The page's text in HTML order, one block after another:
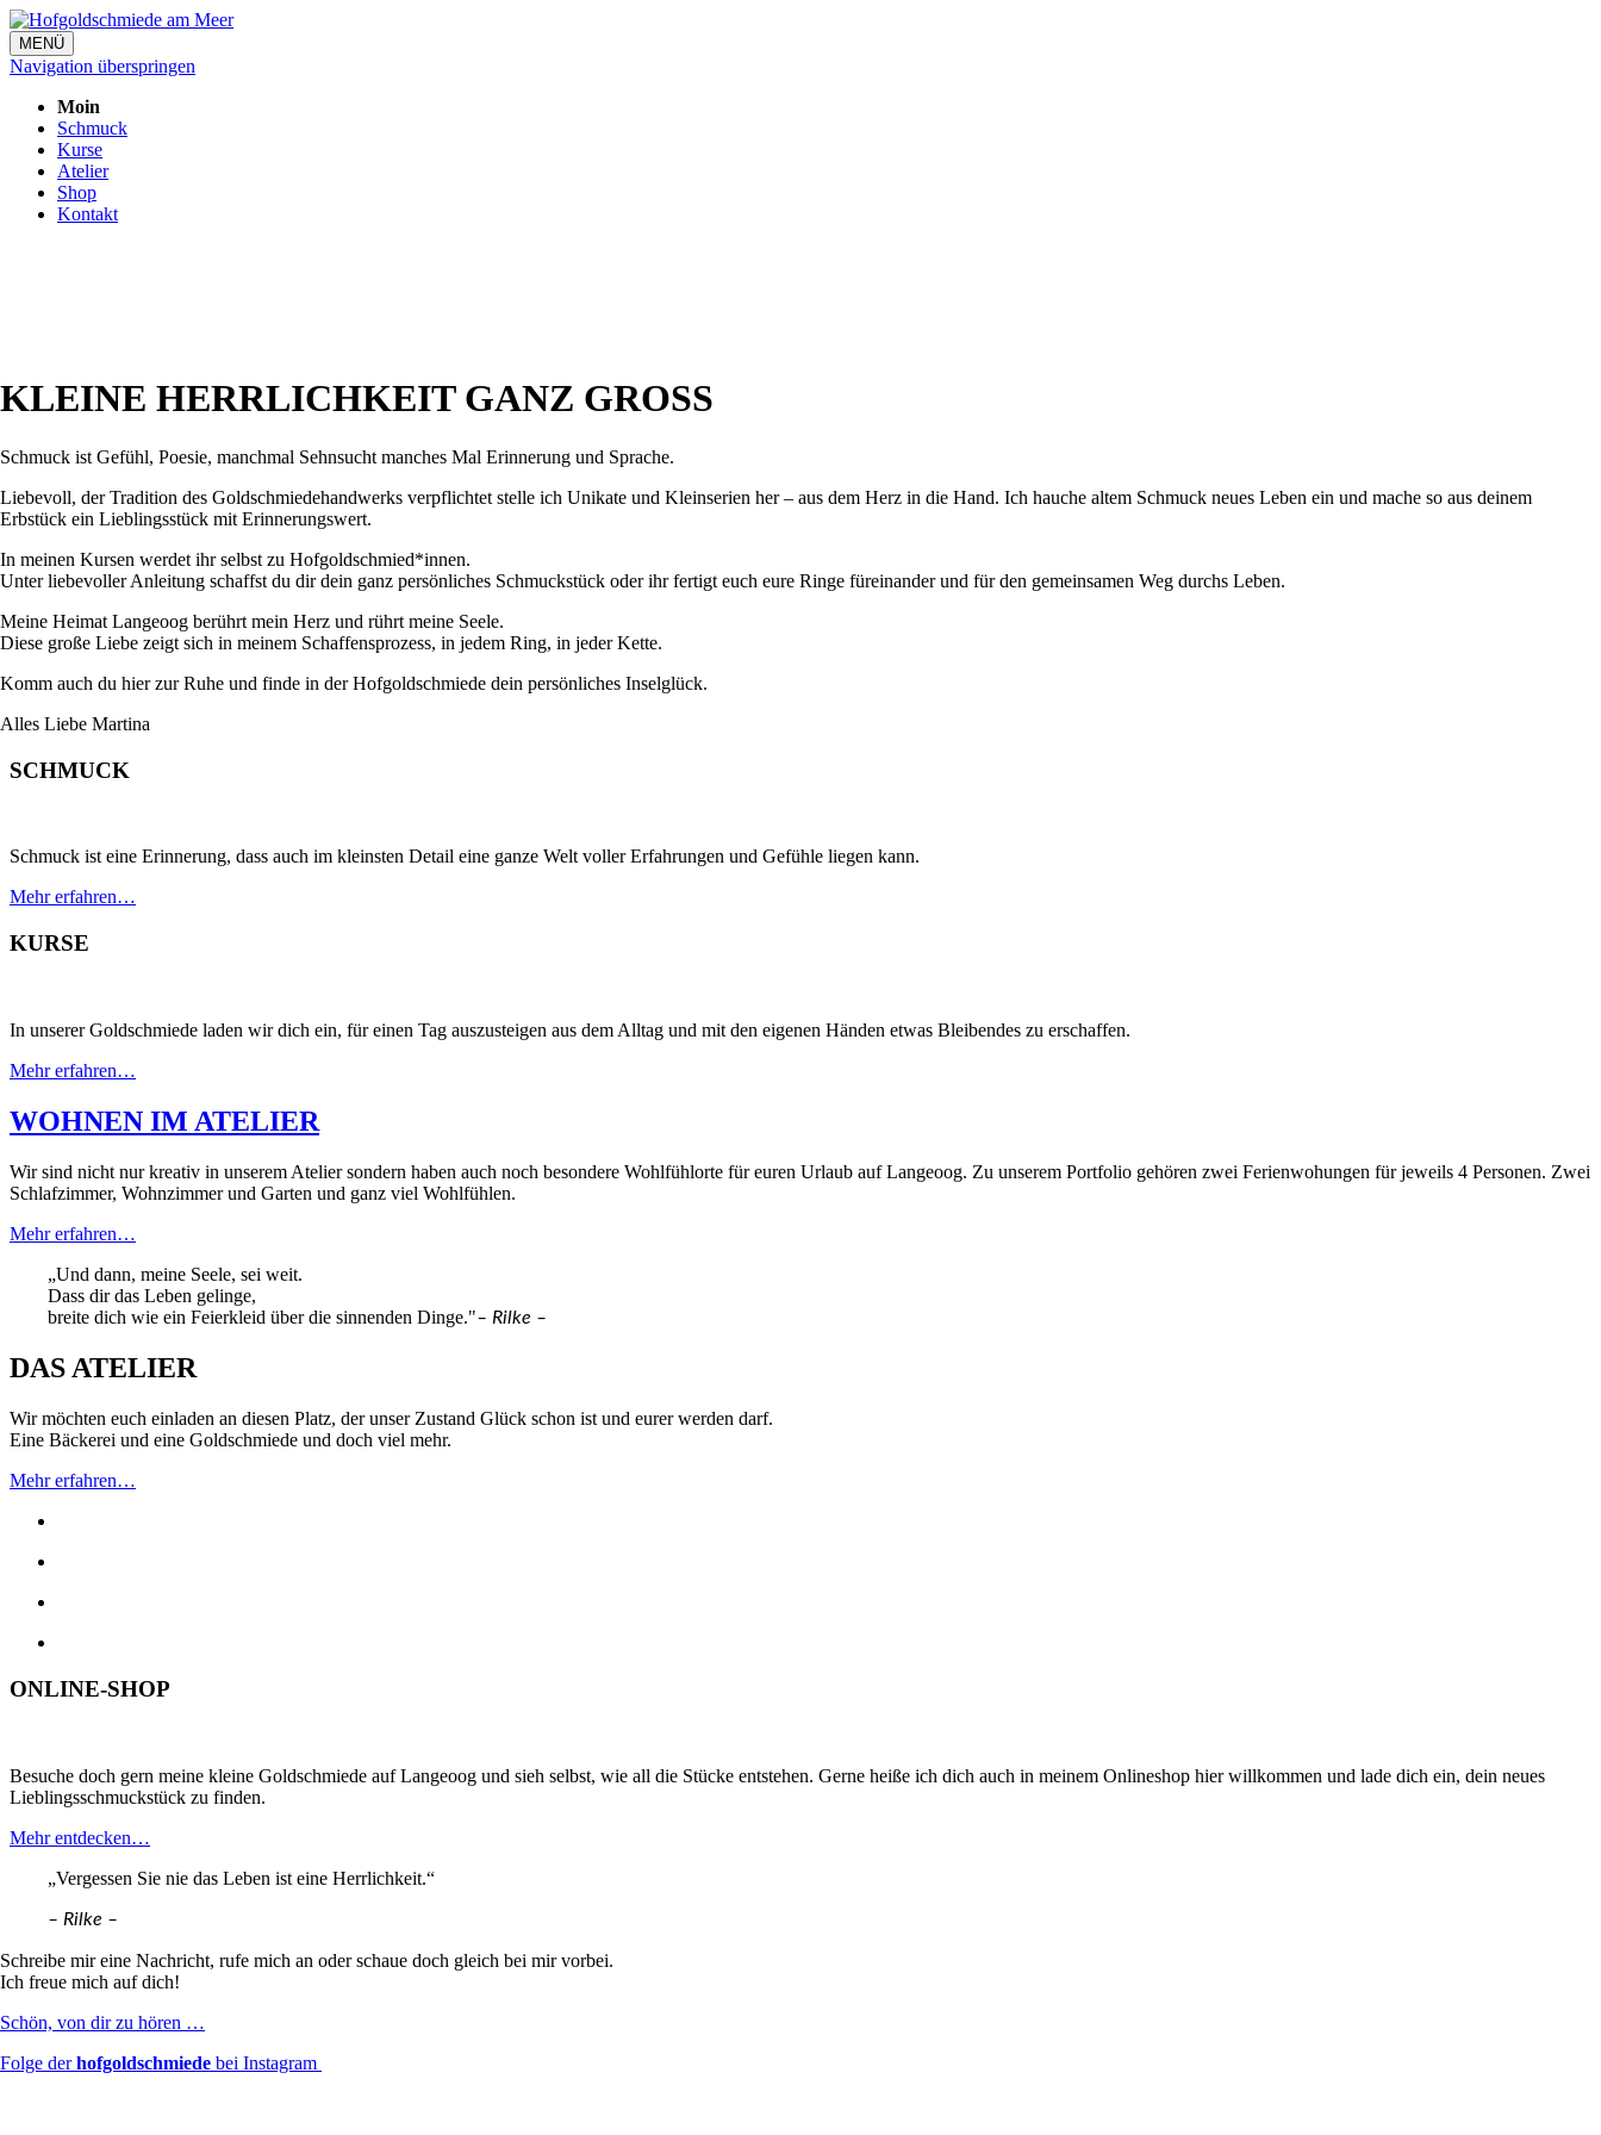
MENÜ
Navigation überspringen
Moin
Schmuck
Kurse
Atelier
Shop
Kontakt
KLEINE HERRLICHKEIT GANZ GROSS
Schmuck ist Gefühl, Poesie, manchmal Sehnsucht manches Mal Erinnerung und Sprache.
Liebevoll, der Tradition des Goldschmiedehandwerks verpflichtet stelle ich Unikate und Kleinserien her – aus dem Herz in die Hand. Ich hauche altem Schmuck neues Leben ein und mache so aus deinem
Erbstück ein Lieblingsstück mit Erinnerungswert.
In meinen Kursen werdet ihr selbst zu Hofgoldschmied*innen.
Unter liebevoller Anleitung schaffst du dir dein ganz persönliches Schmuckstück oder ihr fertigt euch eure Ringe füreinander und für den gemeinsamen Weg durchs Leben.
Meine Heimat Langeoog berührt mein Herz und rührt meine Seele.
Diese große Liebe zeigt sich in meinem Schaffensprozess, in jedem Ring, in jeder Kette.
Komm auch du hier zur Ruhe und finde in der Hofgoldschmiede dein persönliches Inselglück.
Alles Liebe Martina
SCHMUCK
Schmuck ist eine Erinnerung, dass auch im kleinsten Detail eine ganze Welt voller Erfahrungen und Gefühle liegen kann.
Mehr erfahren…
KURSE
In unserer Goldschmiede laden wir dich ein, für einen Tag auszusteigen aus dem Alltag und mit den eigenen Händen etwas Bleibendes zu erschaffen.
Mehr erfahren…
WOHNEN IM ATELIER
Wir sind nicht nur kreativ in unserem Atelier sondern haben auch noch besondere Wohlfühlorte für euren Urlaub auf Langeoog. Zu unserem Portfolio gehören zwei Ferienwohungen für jeweils 4 Personen. Zwei
Schlafzimmer, Wohnzimmer und Garten und ganz viel Wohlfühlen.
Mehr erfahren…
„Und dann, meine Seele, sei weit.
Dass dir das Leben gelinge,
breite dich wie ein Feierkleid über die sinnenden Dinge."– Rilke –
DAS ATELIER
Wir möchten euch einladen an diesen Platz, der unser Zustand Glück schon ist und eurer werden darf.
Eine Bäckerei und eine Goldschmiede und doch viel mehr.
Mehr erfahren…
ONLINE-SHOP
Besuche doch gern meine kleine Goldschmiede auf Langeoog und sieh selbst, wie all die Stücke entstehen. Gerne heiße ich dich auch in meinem Onlineshop hier willkommen und lade dich ein, dein neues
Lieblingsschmuckstück zu finden.
Mehr entdecken…
„Vergessen Sie nie das Leben ist eine Herrlichkeit.“
– Rilke –
Schreibe mir eine Nachricht, rufe mich an oder schaue doch gleich bei mir vorbei.
Ich freue mich auf dich!
Schön, von dir zu hören …
Folge derhofgoldschmiede bei Instagram